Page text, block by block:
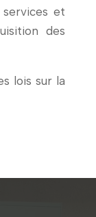
et
des
lois sur la